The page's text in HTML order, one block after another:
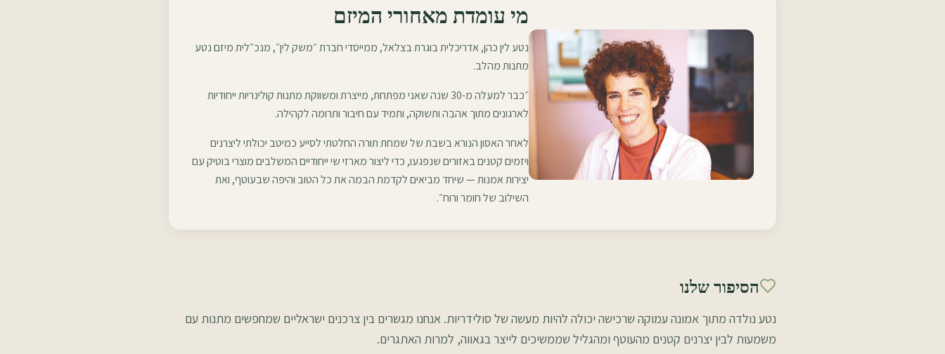
מי עומדת מאחורי המיזם
נטע לין כהן, אדריכלית בוגרת בצלאל, ממייסדי חברת ״משק לין״, מנכ״לית מיזם נטע
מתנות מהלב.
״כבר למעלה מ-30 שנה שאני מפתחת, מייצרת ומשווקת מתנות קולינריות ייחודיות
לארגונים מתוך אהבה ותשוקה, ותמיד עם חיבור ותרומה לקהילה.
לאחר האסון הנורא בשבת של שמחת תורה החלטתי לסייע כמיטב יכולתי ליצרנים
ויזמים קטנים באזורים שנפגעו, כדי ליצור מארזי שי ייחודיים המשלבים מוצרי בוטיק עם
יצירות אמנות — שיחד מביאים לקדמת הבמה את כל הטוב והיפה שבעוטף, ואת
השילוב של חומר ורוח״.
הסיפור שלנו
נטע נולדה מתוך אמונה עמוקה שרכישה יכולה להיות מעשה של סולידריות. אנחנו מגשרים בין צרכנים ישראליים שמחפשים מתנות עם
משמעות לבין יצרנים קטנים מהעוטף ומהגליל שממשיכים לייצר בגאווה, למרות האתגרים.